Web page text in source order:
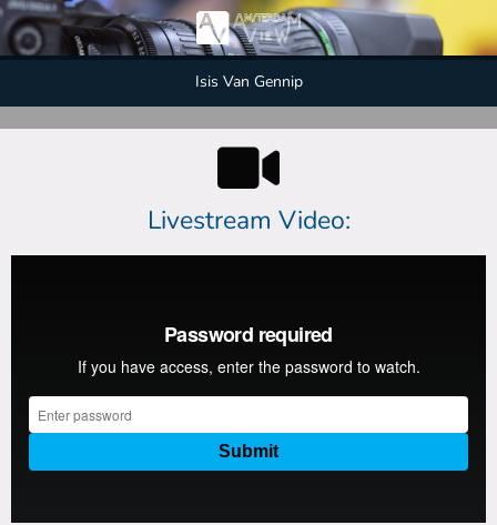
Isis Van Gennip
Livestream Video: